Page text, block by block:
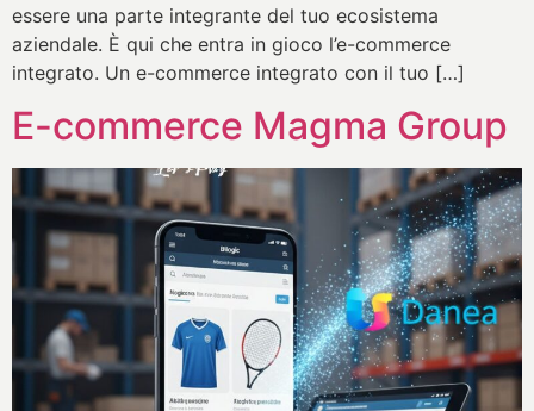
essere una parte integrante del tuo ecosistema
aziendale. È qui che entra in gioco l’e-commerce
integrato. Un e-commerce integrato con il tuo […]
E-commerce Magma Group